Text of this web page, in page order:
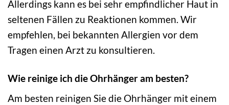
Allerdings kann es bei sehr empfindlicher Haut in
seltenen Fällen zu Reaktionen kommen. Wir
empfehlen, bei bekannten Allergien vor dem
Tragen einen Arzt zu konsultieren.
Wie reinige ich die Ohrhänger am besten?
Am besten reinigen Sie die Ohrhänger mit einem